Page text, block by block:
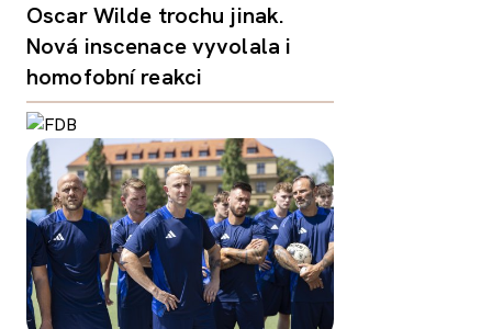
Oscar Wilde trochu jinak.
Nová inscenace vyvolala i
homofobní reakci